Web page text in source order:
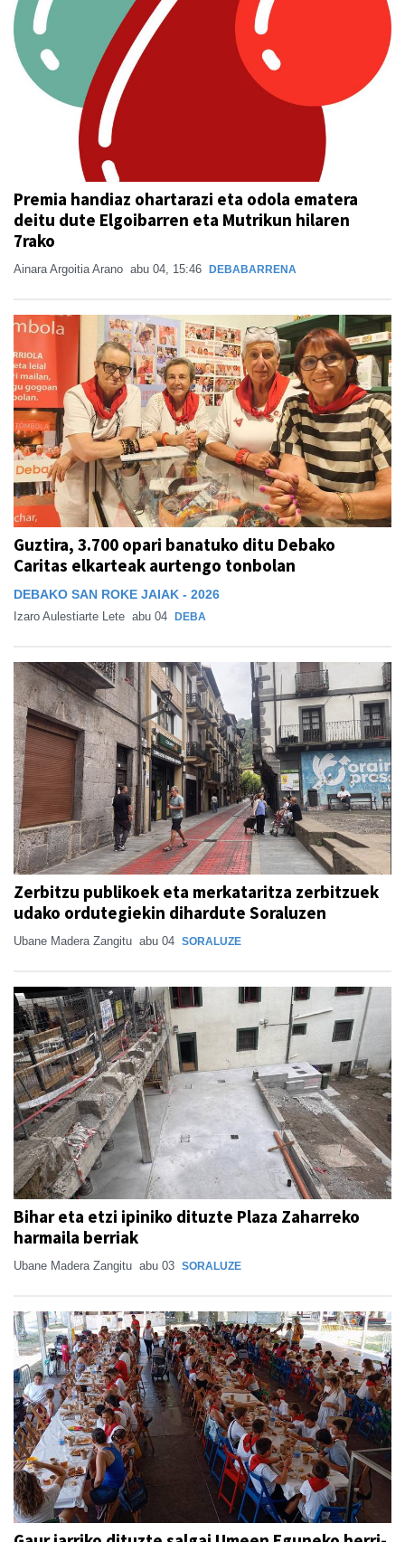
Premia handiaz ohartarazi eta odola ematera
deitu dute Elgoibarren eta Mutrikun hilaren
7rako
Ainara Argoitia Arano abu 04, 15:46 DEBABARRENA
Guztira, 3.700 opari banatuko ditu Debako
Caritas elkarteak aurtengo tonbolan
DEBAKO SAN ROKE JAIAK - 2026
Izaro Aulestiarte Lete abu 04 DEBA
Zerbitzu publikoek eta merkataritza zerbitzuek
udako ordutegiekin dihardute Soraluzen
Ubane Madera Zangitu abu 04 SORALUZE
Bihar eta etzi ipiniko dituzte Plaza Zaharreko
harmaila berriak
Ubane Madera Zangitu abu 03 SORALUZE